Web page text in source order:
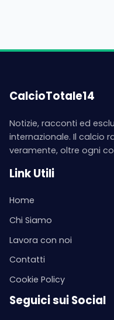
CalcioTotale14
Notizie, racconti ed
internazionale. Il calcio
veramente, oltre ogni
Link Utili
Home
Chi Siamo
Lavora con noi
Contatti
Cookie Policy
Seguici sui Social